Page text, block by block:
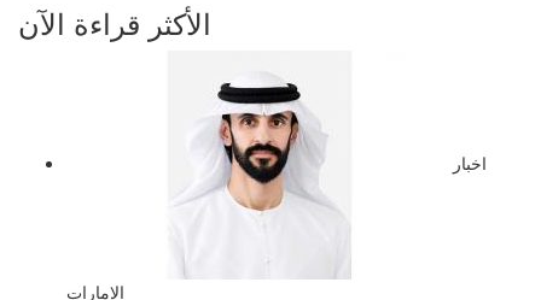
الأكثر قراءة الآن
اخبار
الإمارات